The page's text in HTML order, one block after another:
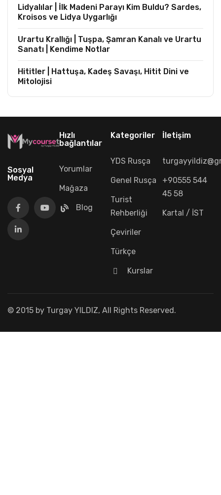
Lidyalılar | İlk Madeni Parayı Kim Buldu? Sardes,
Kroisos ve Lidya Uygarlığı
Urartu Krallığı | Tuşpa, Şamran Kanalı ve Urartu
Sanatı | Kendime Notlar
Hititler | Hattuşa, Kadeş Savaşı, Hitit Dini ve
Mitolojisi
Sosyal
Medya
Hızlı
bağlantılar
Yorumlar
Mağaza
Blog
Kategoriler
YDS Rusça
Genel Rusça
Turist
Rehberliği
Çeviriler
Türkçe
Kurslar
İletişim
+90555 544
45 58
Kartal / İST
© 2015 by Turgay YILDIZ, All Rights Reserved.